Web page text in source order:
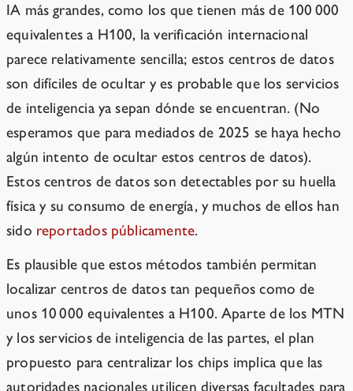
IA más grandes, como los que tienen más de 100 000
equivalentes a H100, la verificación internacional
parece relativamente sencilla; estos centros de datos
son difíciles de ocultar y es probable que los servicios
de inteligencia ya sepan dónde se encuentran. (No
esperamos que para mediados de 2025 se haya hecho
algún intento de ocultar estos centros de datos).
Estos centros de datos son detectables por su huella
física y su consumo de energía, y muchos de ellos han
sido reportados públicamente.
Es plausible que estos métodos también permitan
localizar centros de datos tan pequeños como de
unos 10 000 equivalentes a H100. Aparte de los MTN
y los servicios de inteligencia de las partes, el plan
propuesto para centralizar los chips implica que las
autoridades nacionales utilicen diversas facultades para